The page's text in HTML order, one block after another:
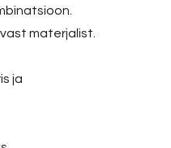
materjalist.
ja